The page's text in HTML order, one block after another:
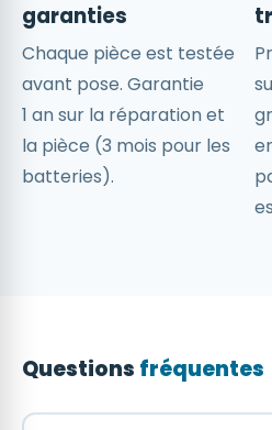
garanties
Chaque pièce est testée
avant pose. Garantie
1 an sur la réparation et
la pièce (3 mois pour les
batteries).
Questions fréquentes